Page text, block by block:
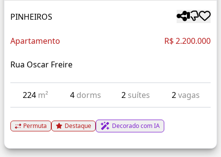
PINHEIROS
Apartamento R$ 2.200.000
Rua Oscar Freire
224 m² 4 dorms 2 suítes 2vagas
Permuta Destaque Decorado com IA